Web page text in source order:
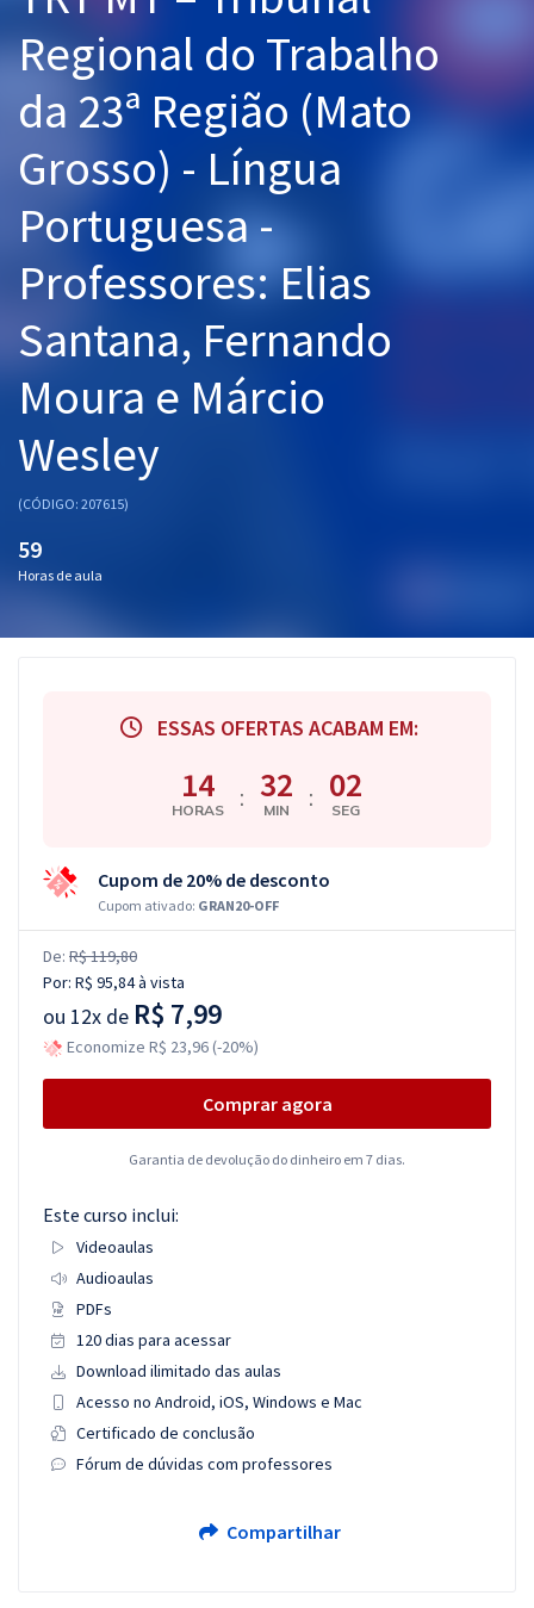
Graduação
Mentorias
Questões grátis
Conteúdo gratuito
Blog
Aprovados
Atendimento
Regional do Trabalho
da 23ª Região (Mato
Grosso) - Língua
Portuguesa -
Professores: Elias
Santana, Fernando
Moura e Márcio
Wesley
(CÓDIGO: 207615)
59
Horas de aula
ESSAS OFERTAS ACABAM EM:
14
HORAS : 32
MIN : 01
SEG
Cupom de 20% de desconto
Cupom ativado: GRAN20-OFF
De: R$ 119,80
Por: R$ 95,84à vista
ou 12x de R$ 7,99
Economize R$ 23,96 (-20%)
Comprar agora
Garantia de devolução do dinheiro em 7 dias.
Este curso inclui:
Videoaulas
Audioaulas
PDFs
120 dias para acessar
Download ilimitado das aulas
Acesso no Android, iOS, Windows e Mac
Certificado de conclusão
Fórum de dúvidas com professores
Compartilhar